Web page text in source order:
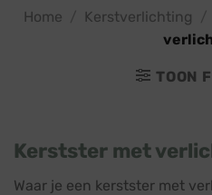
Home Kerstverlichting
TOON
Kerstster met
Waar je een kerstster met